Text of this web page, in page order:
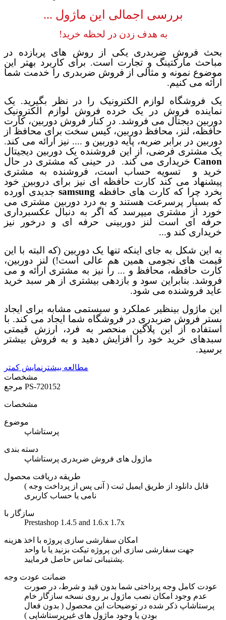
بررسی اجمالی این ماژول ...
به هدف زدن در لحظه خرید!
بحث فروش ضربدری یکی از روش های پربازده در
مباحث مارکتینگ و تجارت است. برای کاربرد بهتر این
موضوع نمونه و مثالی از فروش ضربدری را خدمت شما
ارائه می کنیم.
یک فروشگاه لوازم الکترونیک را در نظر بگیرید. یک
نماینده فروش در یک خرده فروش لوازم الکترونیک
دوربین دیجتال می فروشد. در کنار فروش دوربین، کارت
حافظه، لنز، محافظ دوربین، کیس سخت برای محافظ از
دوربین در برابر ضربه، پایه دوربین و .... نیز ارائه می کند.
یک مشتری فرضی، از این فروشنده یک دوربین دیجیتال
Canon خریداری می کند.
در حینی که مشتری در حال
خرید و
تسویه حساب است، فروشنده به مشتری
پیشنهاد می کند کارت حافظه ای نیز برای دروبین خود
بخرد چرا که کارت های حافظه samsung جدیدی آورده
که بسیار پرسرعت هستند و به درد دوربین مشتری می
خورد از مشتری میپرسد که اگر به دنبال عکسبرداری
حرفه ای است لنز دوربینی حرفه ای و درخور نیز
خریداری کند و...
به این شکل به جای اینکه تنها یک دوربین (که البته با این
قیمت های نجومی همین هم عالی است!) لنز دوربین،
کارت حافظه، محافظ و ... را نیز به مشتری ارائه و می
فروشد. بنابراین سود و بازدهی بیشتری از هر سبد خرید
عاید فروشنده می شود.
این ماژول بینظیر عملکرد و سیستمی مشابه برای ایجاد
بستر فروش ضربدری در فروشگاه شما ایجاد می کند. با
استفاده از این پلاگین منحصر به فرد، ارزش قیمتی
سبدهای خرید خود را افزایش دهید و به فروش بیشتر
برسید.
مطالعه بیشتر نمایش کمتر
مشخصات
PS-720152
مشخصات
موضوع
پرستاشاپ
دسته بندی
ماژول های فروش ضربدری پرستاشاپ
طریقه دریافت محصول
( آنی پس از پرداخت وجه ) قابل دانلود از طریق ایمیل ثبت
نامی یا حساب کاربری
سازگار با
Prestashop 1.4.5 and 1.6.x 1.7x
امکان سفارشی سازی پروژه با اخذ هزینه
جهت سفارشی سازی این پروژه تیکت بزنید یا با واحد
پشتیبانی تماس حاصل فرمایید.
ضمانت عودت وجه
عودت کامل وجه پرداختی شما بدون قید و شرط، در صورت
عدم وجود امکان نصب ماژول بر روی نسخه سازگار خام
پرستاشاپ ذکر شده در توضیحات این محصول ( بدون فعال
بودن یا وجود ماژول های غیرپرستاشاپی )